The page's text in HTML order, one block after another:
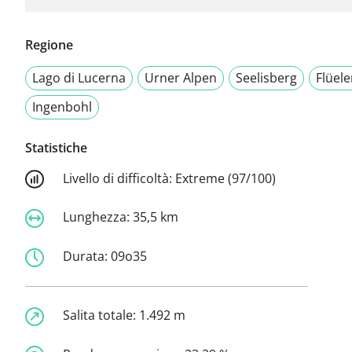
Regione
Lago di Lucerna
Urner Alpen Seelisberg
Ingenbohl
Statistiche
Livello di difficoltà: Extreme (97/100)
Lunghezza: 35,5 km
Durata: 09o35
Salita totale: 1.492 m